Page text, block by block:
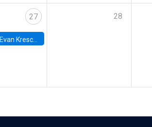
27
Evan Kresch, Oberlin College
28